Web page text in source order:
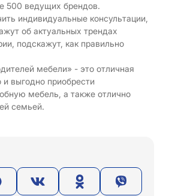
500 ведущих брендов.
индивидуальные консультации,
об актуальных трендах
подскажут, как правильно
мебели» - это отличная
выгодно приобрести
мебель, а также отлично
семьей.